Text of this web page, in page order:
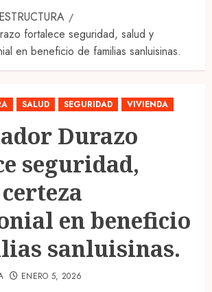
fortalece seguridad, salud y
en beneficio de familias sanluisinas.
SALUD SEGURIDAD VIVIENDA
Durazo
seguridad,
en beneficio
sanluisinas.
ENERO 5, 2026